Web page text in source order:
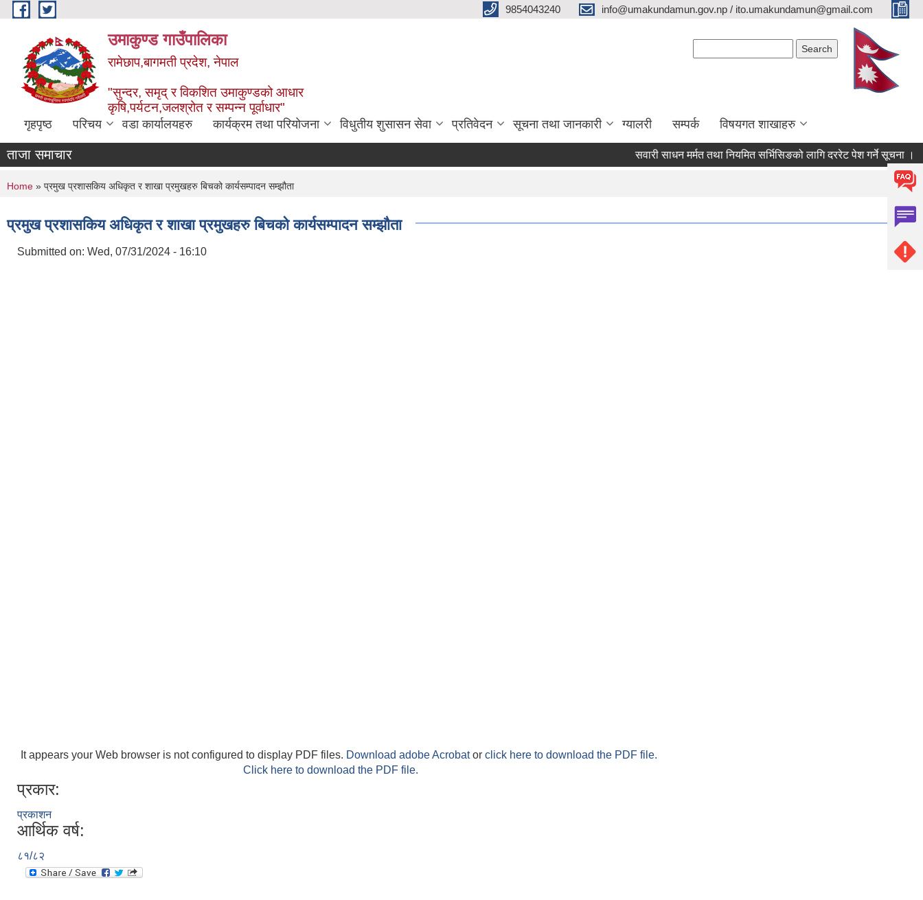
Skip to main content 9854043240 info@umakundamun.gov.np / ito.umakundamun@gmail.com
उमाकुण्ड गाउँपालिका
रामेछाप,बागमती प्रदेश, नेपाल
"सुन्दर, समृद् र विकशित उमाकुण्डको आधार
कृषि,पर्यटन,जलश्रोत र सम्पन्न पूर्वाधार"
गृहपृष्ठ परिचय वडा कार्यालयहरु कार्यक्रम तथा परियोजना विधुतीय शुसासन सेवा प्रतिवेदन सूचना तथा जानकारी ग्यालरी सम्पर्क विषयगत शाखाहरु
ताजा समाचार सवारी साधन मर्मत तथा नियमित सर्भिसिङको लागि दररेट पेश गर्ने सूचना ।
You are here
Home » प्रमुख प्रशासकिय अधिकृत र शाखा प्रमुखहरु बिचको कार्यसम्पादन सम्झौता
प्रमुख प्रशासकिय अधिकृत र शाखा प्रमुखहरु बिचको कार्यसम्पादन सम्झौता
Submitted on: Wed, 07/31/2024 - 16:10
It appears your Web browser is not configured to display PDF files. Download adobe Acrobator click here to download the PDF file.
Click here to download the PDF file.
प्रकार:
प्रकाशन
आर्थिक वर्ष:
८१/८२